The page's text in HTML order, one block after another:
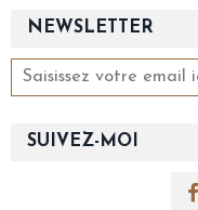
NEWSLETTER
SUIVEZ-MOI